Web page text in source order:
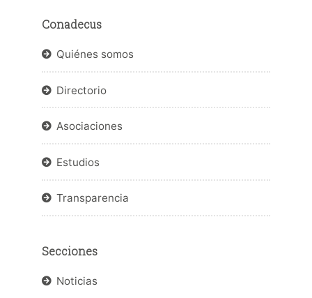
Conadecus
Quiénes somos
Directorio
Asociaciones
Estudios
Transparencia
Secciones
Noticias